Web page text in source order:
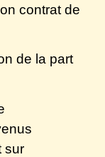
contrat de
de la part
sur